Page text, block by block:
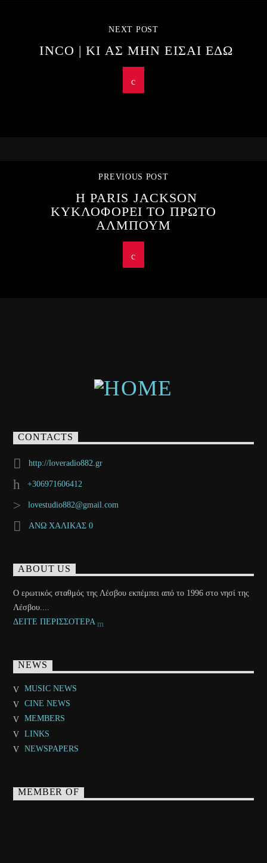
NEXT POST
INCO | ΚΙ ΑΣ ΜΗΝ ΕΙΣΑΙ ΕΔΩ
PREVIOUS POST
Η PARIS JACKSON
ΚΥΚΛΟΦΟΡΕΙ ΤΟ ΠΡΩΤΟ
ΑΛΜΠΟΥΜ
CONTACTS
http://loveradio882.gr
+306971606412
lovestudio882@gmail.com
ΑΝΩ ΧΑΛΙΚΑΣ 0
ABOUT US
Ο ερωτικός σταθμός της Λέσβου εκπέμπει από το 1996 στο νησί της
Λέσβου....
ΔΕΙΤΕ ΠΕΡΙΣΣΟΤΕΡΑ
NEWS
MUSIC NEWS
CINE NEWS
MEMBERS
LINKS
NEWSPAPERS
MEMBER OF